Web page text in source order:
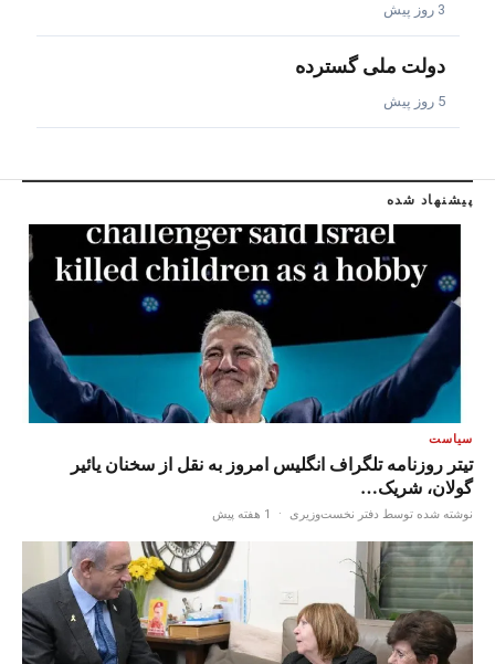
3 روز پیش
دولت ملی گسترده
5 روز پیش
پیشنهاد شده
سیاست
تیتر روزنامه تلگراف انگلیس امروز به نقل از سخنان یائیر
گولان، شریک…
نوشته شده توسط دفتر نخست‌وزیری · 1 هفته پیش